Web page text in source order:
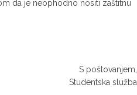
da je neophodno nositi zaštitnu
S poštovanjem,
Studentska služba